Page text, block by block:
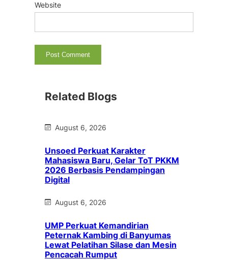
Website
Related Blogs
August 6, 2026
Unsoed Perkuat Karakter
Mahasiswa Baru, Gelar ToT PKKM
2026 Berbasis Pendampingan
Digital
August 6, 2026
UMP Perkuat Kemandirian
Peternak Kambing di Banyumas
Lewat Pelatihan Silase dan Mesin
Pencacah Rumput